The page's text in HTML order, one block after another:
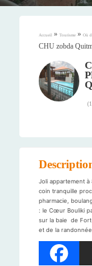
Accueil » Tourisme » Où
CHU zobda
(1
Joli appartement à
coin tranquille
pharmacie,
: le Cœur Bouliki
sur la baie de
et de la randonnée.